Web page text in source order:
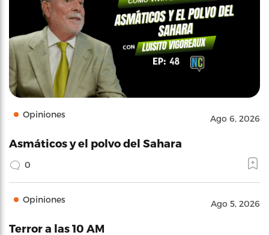
Opiniones Ago 6, 2026
Asmáticos y el polvo del Sahara
0
Opiniones Ago 5, 2026
Terror a las 10 AM